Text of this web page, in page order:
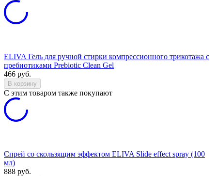
ELIVA Гель для ручной стирки компрессионного трикотажа с
пребиотиками Prebiotic Clean Gel
466 руб.
В корзину
C этим товаром также покупают
Спрей со скользящим эффектом ELIVA Slide effect spray (100
мл)
888 руб.